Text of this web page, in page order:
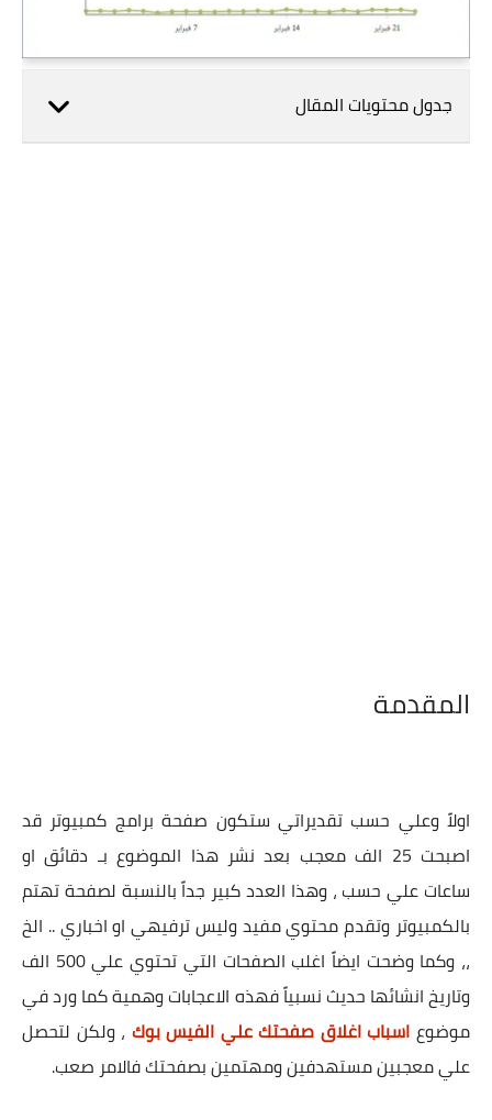
جدول محتويات المقال
المقدمة
اولاً وعلي حسب تقديراتي ستكون صفحة برامج كمبيوتر قد
اصبحت 25 الف معجب بعد نشر هذا الموضوع بـ دقائق او
ساعات علي حسب ، وهذا العدد كبير جداً بالنسبة لصفحة تهتم
بالكمبيوتر وتقدم محتوي مفيد وليس ترفيهي او اخباري .. الخ
،، وكما وضحت ايضاً اغلب الصفحات التي تحتوي علي 500 الف
وتاريخ انشائها حديث نسبياً فهذه الاعجابات وهمية كما ورد في
موضوع اسباب اغلاق صفحتك علي الفيس بوك ، ولكن لتحصل
علي معجبين مستهدفين ومهتمين بصفحتك فالامر صعب.